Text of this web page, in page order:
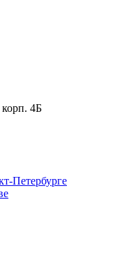
4Б
Петербурге